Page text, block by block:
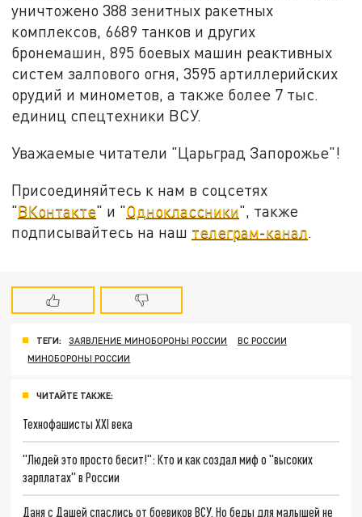
уничтожено 388 зенитных ракетных
комплексов, 6689 танков и других
бронемашин, 895 боевых машин реактивных
систем залпового огня, 3595 артиллерийских
орудий и минометов, а также более 7 тыс.
единиц спецтехники ВСУ.
Уважаемые читатели "Царьград Запорожье"!
Присоединяйтесь к нам в соцсетях
"ВКонтакте" и "Одноклассники", также
подписывайтесь на наш телеграм-канал.
ТЕГИ: ЗАЯВЛЕНИЕ МИНОБОРОНЫ РОССИИ
ВС РОССИИ
МИНОБОРОНЫ РОССИИ
ЧИТАЙТЕ ТАКЖЕ:
Технофашисты XXI века
"Людей это просто бесит!": Кто и как создал миф о "высоких
зарплатах" в России
Даня с Дашей спаслись от боевиков ВСУ. Но беды для малышей не